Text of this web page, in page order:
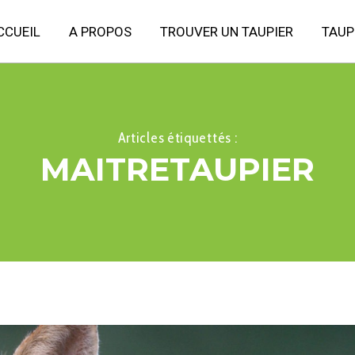
A PROPOS TROUVER UN TAUPIER
Articles étiquettés :
MAITRETAUPIER